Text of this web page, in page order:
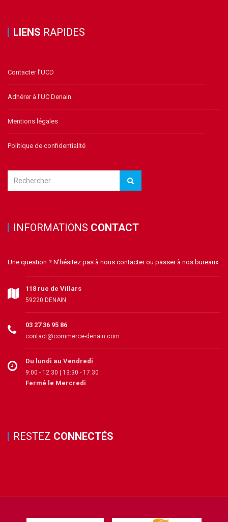
LIENS RAPIDES
Contacter l’UCD
Adhérer à l’UC Denain
Mentions légales
Politique de confidentialité
INFORMATIONS CONTACT
Une question ? N'hésitez pas à nous contacter ou passer à nos bureaux.
118 rue de Villars
59220 DENAIN
03 27 36 95 86
contact@commerce-denain.com
Du lundi au Vendredi
9:00 - 12:30 | 13:30 - 17:30
Fermé le Mercredi
RESTEZ CONNECTÉS